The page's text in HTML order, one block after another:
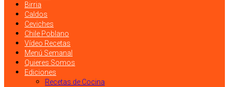
Birria
Caldos
Ceviches
Chile Poblano
Vídeo Recetas
Menú Semanal
Quieres Somos
Ediciones
Recetas de Cocina